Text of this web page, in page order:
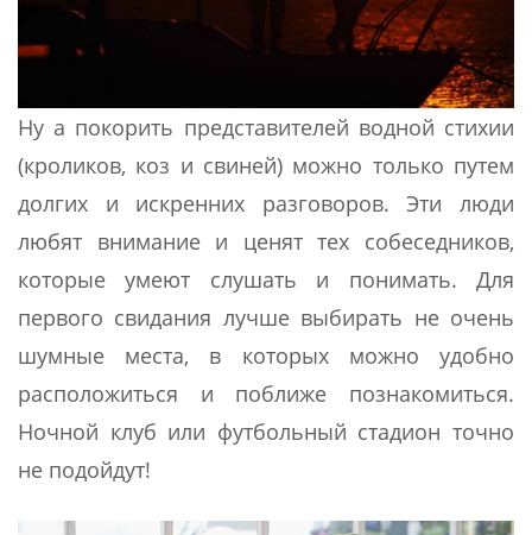
Ну а покорить представителей водной стихии
(кроликов, коз и свиней) можно только путем
долгих и искренних разговоров. Эти люди
любят внимание и ценят тех собеседников,
которые умеют слушать и понимать. Для
первого свидания лучше выбирать не очень
шумные места, в которых можно удобно
расположиться и поближе познакомиться.
Ночной клуб или футбольный стадион точно
не подойдут!